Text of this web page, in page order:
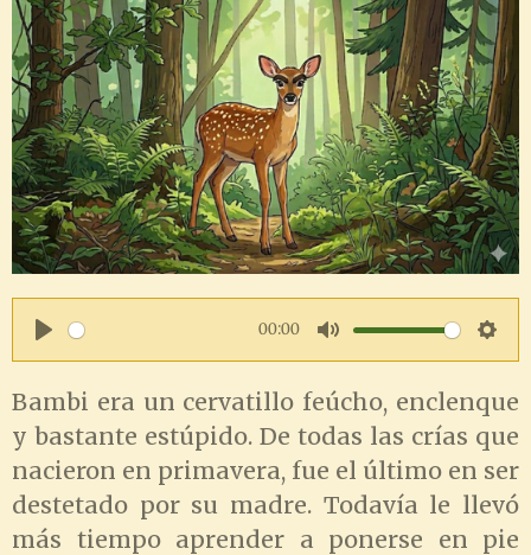
P
l
a
y
00:00
M
u
t
e
S
e
t
t
i
Bambi era un cervatillo feúcho, enclenque
y bastante estúpido. De todas las crías que
nacieron en primavera, fue el último en ser
destetado por su madre. Todavía le llevó
más tiempo aprender a ponerse en pie